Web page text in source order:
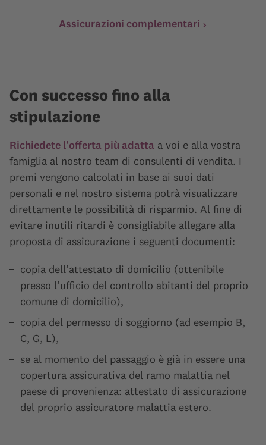
Assicurazioni complementari
Con successo fino alla
stipulazione
Richiedete l'offerta più adatta a voi e alla vostra
famiglia al nostro team di consulenti di vendita. I
premi vengono calcolati in base ai suoi dati
personali e nel nostro sistema potrà visualizzare
direttamente le possibilità di risparmio. Al fine di
evitare inutili ritardi è consigliabile allegare alla
proposta di assicurazione i seguenti documenti:
copia dell’attestato di domicilio (ottenibile
presso l’ufficio del controllo abitanti del proprio
comune di domicilio),
copia del permesso di soggiorno (ad esempio B,
C, G, L),
se al momento del passaggio è già in essere una
copertura assicurativa del ramo malattia nel
paese di provenienza: attestato di assicurazione
del proprio assicuratore malattia estero.